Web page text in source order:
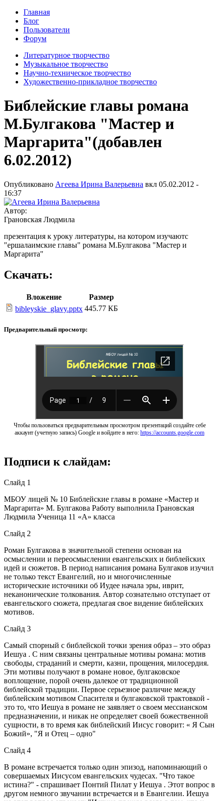
Главная
Блог
Пользователи
Форум
Литературное творчество
Музыкальное творчество
Научно-техническое творчество
Художественно-прикладное творчество
Библейские главы романа
М.Булгакова "Мастер и
Маргарита"(добавлен
6.02.2012)
Опубликовано Агеева Ирина Валерьевна вкл 05.02.2012 -
16:37
Автор:
Грановская Людмила
презентация к уроку литературы, на котором изучаютс
"ершалаимские главы" романа М.Булгакова "Мастер и
Маргарита"
Скачать:
Вложение
Размер
bibleyskie_glavy.pptx 445.77 КБ
Предварительный просмотр:
Чтобы пользоваться предварительным просмотром презентаций создайте себе
аккаунт (учетную запись) Google и войдите в него: https://accounts.google.com
Подписи к слайдам:
Слайд 1
МБОУ лицей № 10 Библейские главы в романе «Мастер и
Маргарита» М. Булгакова Работу выполнила Грановская
Людмила Ученица 11 «А» класса
Слайд 2
Роман Булгакова в значительной степени основан на
осмыслении и переосмыслении евангельских и библейских
идей и сюжетов. В период написания романа Булгаков изучил
не только текст Евангелий, но и многочисленные
исторические источники об Иудее начала эры, иврит,
неканонические толкования. Автор сознательно отступает от
евангельского сюжета, предлагая свое видение библейских
мотивов.
Слайд 3
Самый спорный с библейской точки зрения образ – это образ
Иешуа . С ним связаны центральные мотивы романа: мотив
свободы, страданий и смерти, казни, прощения, милосердия.
Эти мотивы получают в романе новое, булгаковское
воплощение, порой очень далекое от традиционной
библейской традиции. Первое серьезное различие между
библейским мотивом Спасителя и булгаковской трактовкой -
это то, что Иешуа в романе не заявляет о своем мессианском
предназначении, и никак не определяет своей божественной
сущности, в то время как библейский Иисус говорит: « Я Сын
Божий», "Я и Отец – одно"
Слайд 4
В романе встречается только один эпизод, напоминающий о
совершаемых Иисусом евангельских чудесах. "Что такое
истина?" - спрашивает Понтий Пилат у Иешуа . Этот вопрос в
другом немного звучании встречается и в Евангелии. Иешуа